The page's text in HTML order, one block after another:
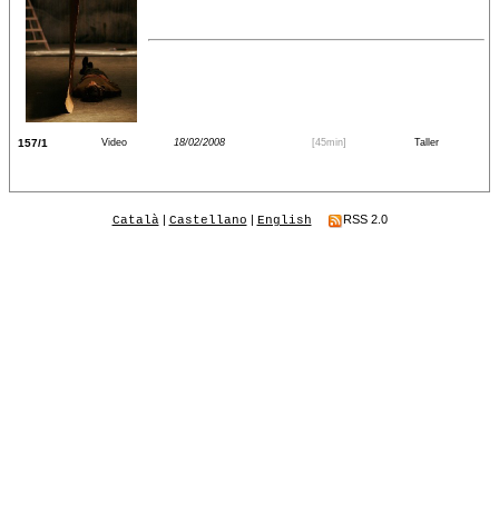
157/1 Video 18/02/2008 [45min] Taller
Català | Castellano | English RSS 2.0